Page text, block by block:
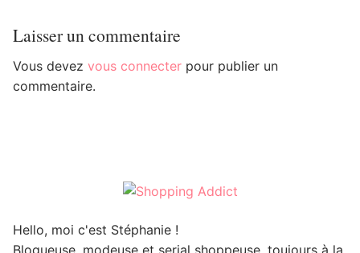
Laisser un commentaire
Vous devez vous connecter pour publier un
commentaire.
Hello, moi c'est Stéphanie !
Blogueuse, modeuse et serial shoppeuse, toujours à la